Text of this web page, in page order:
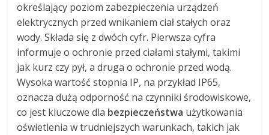
określający poziom zabezpieczenia urządzeń
elektrycznych przed wnikaniem ciał stałych oraz
wody. Składa się z dwóch cyfr. Pierwsza cyfra
informuje o ochronie przed ciałami stałymi, takimi
jak kurz czy pył, a druga o ochronie przed wodą.
Wysoka wartość stopnia IP, na przykład IP65,
oznacza dużą odporność na czynniki środowiskowe,
co jest kluczowe dla bezpieczeństwa użytkowania
oświetlenia w trudniejszych warunkach, takich jak